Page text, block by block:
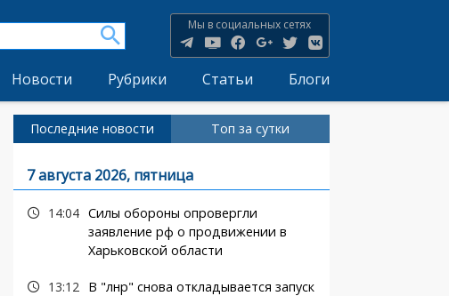
Мы в социальных сетях
Новости Рубрики Статьи Блоги
Последние новости Топ за сутки
7 августа 2026, пятница
14:04 Силы обороны опровергли
заявление рф о продвижении в
Харьковской области
13:12
В "лнр" снова откладывается запуск